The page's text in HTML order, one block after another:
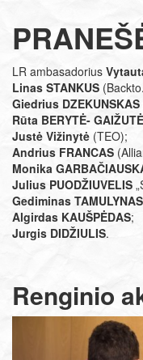
LR ambasadorius
Linas STANKUS
Giedrius DZEKUNSKAS
Rūta BERYTĖ- GAIŽUTĖ
Justė Vižinytė (TEO);
Andrius FRANCAS
Monika
Julius PUODŽIUVELIS
Gediminas TAMULYNAS
Algirdas KAUŠPĖDAS;
​Jurgis DIDŽIULIS.
Renginio